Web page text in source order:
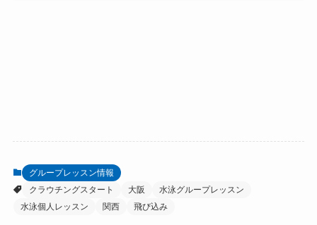
グループレッスン情報
クラウチングスタート
大阪
水泳グループレッスン
水泳個人レッスン
関西 飛び込み